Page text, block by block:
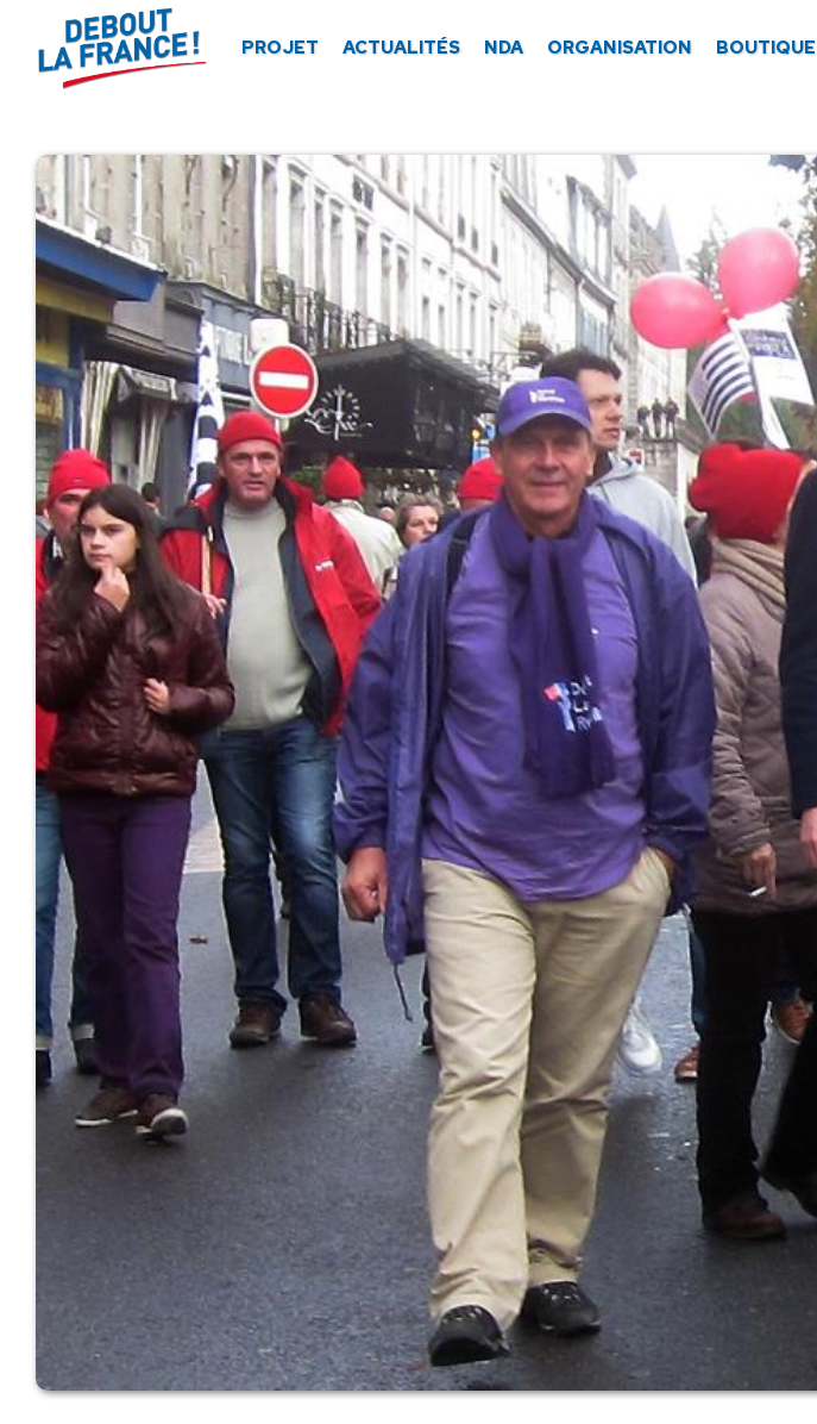
PROJET ACTUALITÉS NDA ORGANISATION BOUTIQUE
Panneau de gestion des cookies